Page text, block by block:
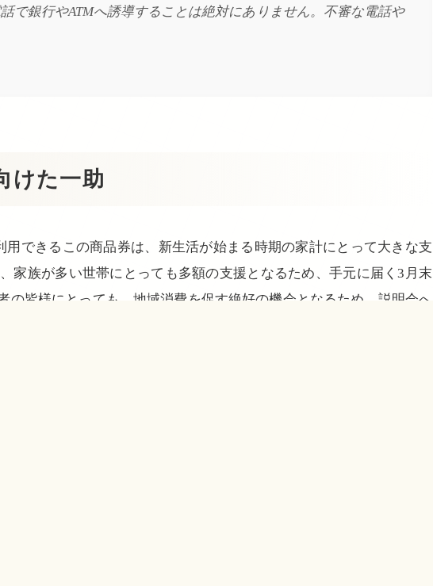
で銀行やATMへ誘導することは絶対にありません。不審な電話や
けた一助
できるこの商品券は、新生活が始まる時期の家計にとって大きな支
家族が多い世帯にとっても多額の支援となるため、手元に届く3月末
の皆様にとっても、地域消費を促す絶好の機会となるため、説明会へ